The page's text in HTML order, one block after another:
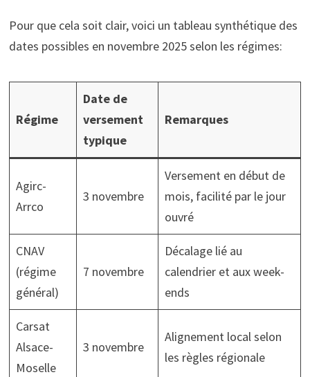
Pour que cela soit clair, voici un tableau synthétique des
dates possibles en novembre 2025 selon les régimes:
Régime
Date de
versement
typique
Remarques
Agirc-
Arrco
3 novembre
Versement en début de
mois, facilité par le jour
ouvré
CNAV
(régime
général)
7 novembre
Décalage lié au
calendrier et aux week-
ends
Carsat
Alsace-
Moselle
3 novembre
Alignement local selon
les règles régionale